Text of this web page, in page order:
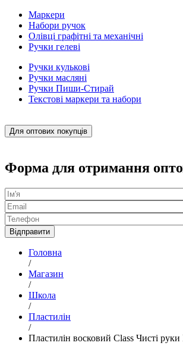
Маркери
Набори ручок
Олівці графітні та механічні
Ручки гелеві
Ручки кулькові
Ручки масляні
Ручки Пиши-Стирай
Текстові маркери та набори
Для оптових покупців
Форма для отримання
Головна
/
Магазин
/
Школа
/
Пластилін
/
Пластилін восковий Class Чисті